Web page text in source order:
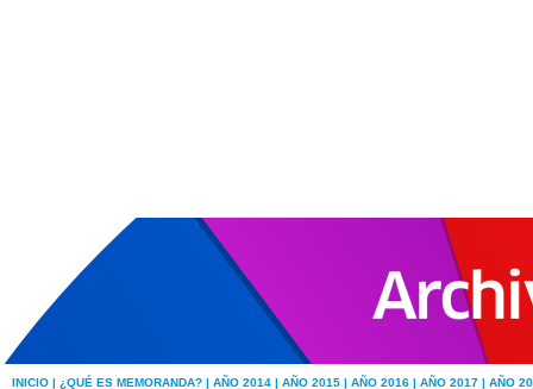
INICIO | ¿QUÉ ES MEMORANDA? | AÑO 2014 | AÑO 2015 | AÑO 2016 | AÑO 2017 | AÑO